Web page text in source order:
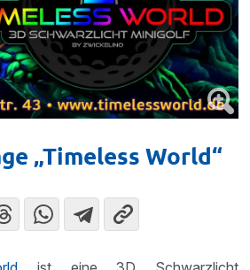
„Timeless World“